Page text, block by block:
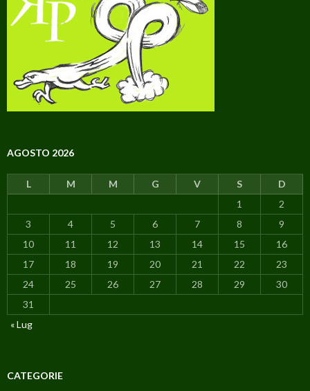
AGOSTO 2026
L M M G V S
D
1
2
3
4 5 6 7 8
9
10
11 12 13 14 15
16
17
18 19 20 21 22
23
24
25 26 27 28 29
30
31
« Lug
CATEGORIE